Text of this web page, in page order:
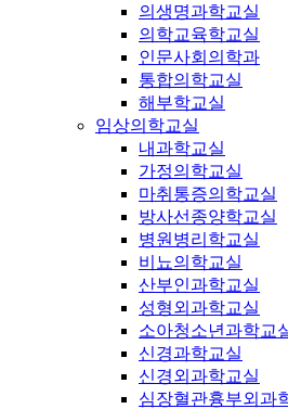
의생명과학교실
의학교육학교실
인문사회의학과
통합의학교실
해부학교실
임상의학교실
내과학교실
가정의학교실
마취통증의학교실
방사선종양학교실
병원병리학교실
비뇨의학교실
산부인과학교실
성형외과학교실
소아청소년과학교
신경과학교실
신경외과학교실
심장혈관흉부외과